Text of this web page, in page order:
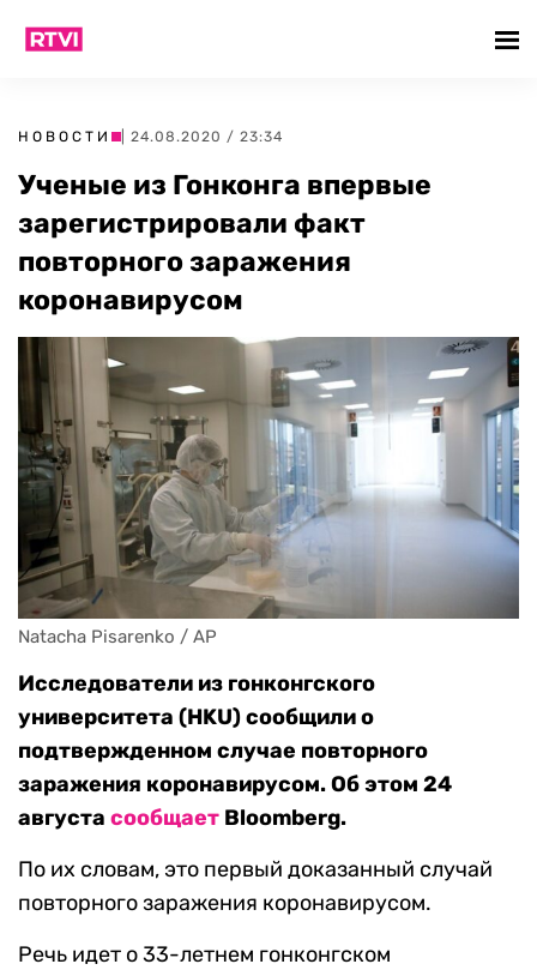
НОВОСТИ | 24.08.2020 / 23:34
Ученые из Гонконга впервые
зарегистрировали факт
повторного заражения
коронавирусом
Natacha Pisarenko / AP
Исследователи из гонконгского
университета (HKU) сообщили о
подтвержденном случае повторного
заражения коронавирусом. Об этом 24
августа сообщает Bloomberg.
По их словам, это первый доказанный случай
повторного заражения коронавирусом.
Речь идет о 33-летнем гонконгском